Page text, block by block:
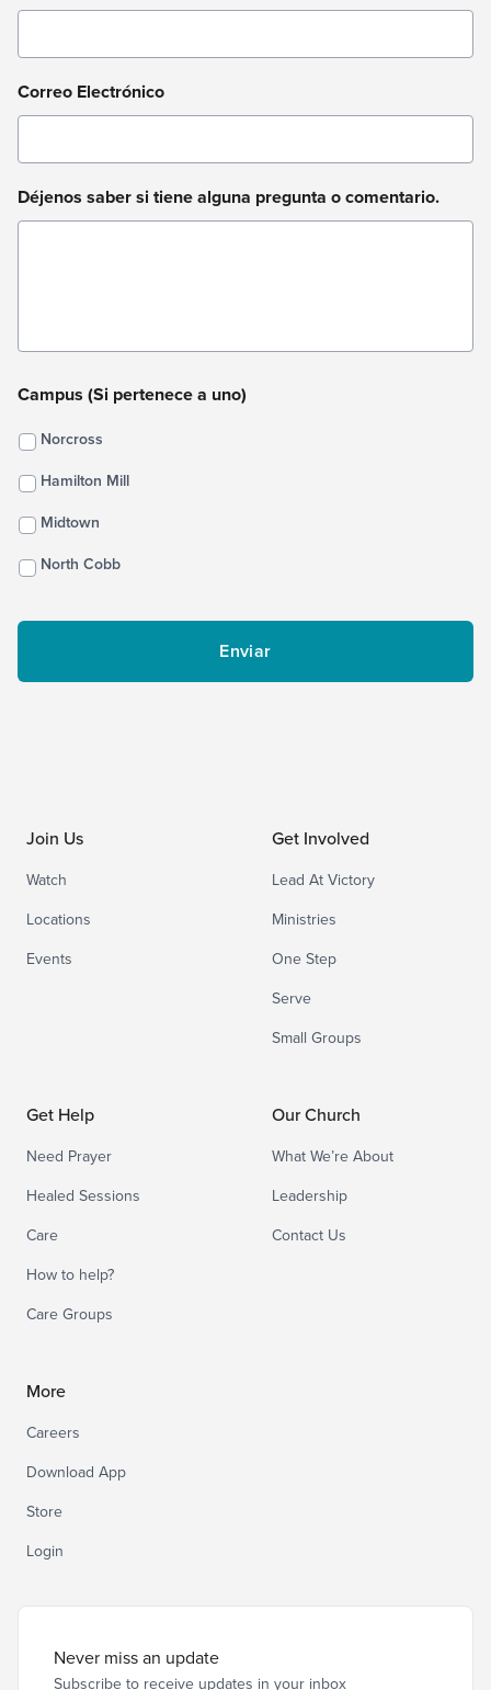
Correo Electrónico
Déjenos saber si tiene alguna pregunta o comentario.
Campus (Si pertenece a uno)
Norcross
Hamilton Mill
Midtown
North Cobb
Join Us
Watch
Locations
Events
Get Involved
Lead At Victory
Ministries
One Step
Serve
Small Groups
Get Help
Need Prayer
Healed Sessions
Care
How to help?
Care Groups
Our Church
What We’re About
Leadership
Contact Us
More
Careers
Download App
Store
Login
Never miss an update
Subscribe to receive updates in your inbox